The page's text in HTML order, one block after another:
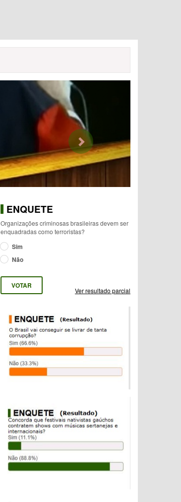
ENQUETE
Organizações criminosas brasileiras devem ser
enquadradas como terroristas?
Sim
Não
Ver resultado parcial